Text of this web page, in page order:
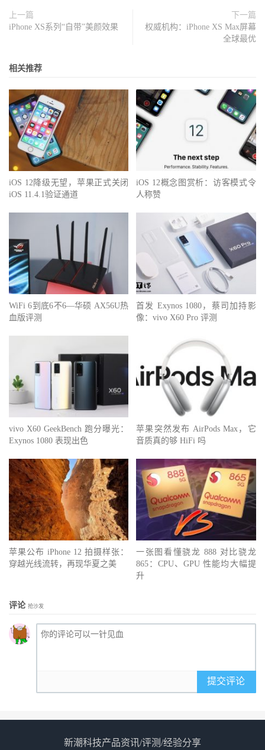
上一篇
iPhone XS系列“自带”美颜效果
下一篇
权威机构：iPhone XS Max屏幕
全球最优
相关推荐
iOS 12降级无望，苹果正式关闭
iOS 11.4.1验证通道
iOS 12概念图赏析：访客模式令
人称赞
WiFi 6到底6不6—华硕 AX56U热
血版评测
首发 Exynos 1080，蔡司加持影
像：vivo X60 Pro 评测
vivo X60 GeekBench 跑分曝光：
Exynos 1080 表现出色
苹果突然发布 AirPods Max，它
音质真的够 HiFi 吗
苹果公布 iPhone 12 拍摄样张：
穿越光线流转，再现华夏之美
一张图看懂骁龙 888 对比骁龙
865：CPU、GPU 性能均大幅提
升
评论 抢沙发
提交评论
新潮科技产品资讯/评测/经验分享